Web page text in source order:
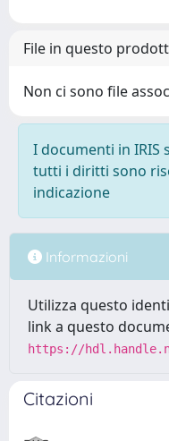
File in questo
Non ci sono file
I documenti in
tutti i diritti sono
indicazione
Informazioni
Utilizza questo
link a questo
https://
Citazioni